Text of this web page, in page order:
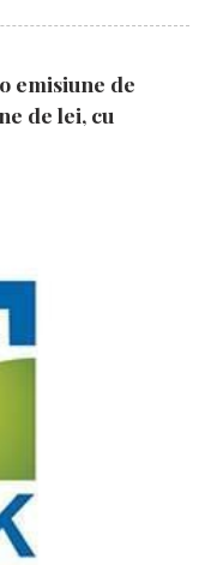
emisiune de
de lei, cu